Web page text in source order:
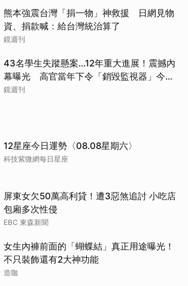
熊本強震台灣「捐一物」神救援 日網見物
資、捐款喊：給台灣統治算了
鏡週刊
43名學生失蹤懸案...12年重大進展！震撼內
幕曝光 高官當年下令「銷毀監視器」今遭
逮
鏡週刊
12星座今日運勢〈08.08星期六〉
科技紫微網每日星座
屏東女欠50萬高利貸！遭3惡煞追討 小吃店
包廂多次性侵
EBC 東森新聞
女生內褲前面的「蝴蝶結」真正用途曝光！
不只裝飾還有2大神功能
造咖